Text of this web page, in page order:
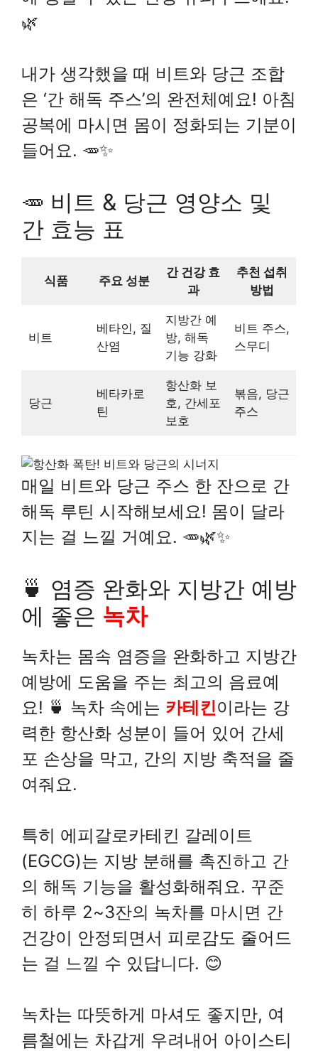
🌿
내가 생각했을 때 비트와 당근 조합
은 ‘간 해독 주스’의 완전체예요! 아침
공복에 마시면 몸이 정화되는 기분이
들어요. 🥕✨
🥕 비트 & 당근 영양소 및
간 효능 표
식품 주요 성분
간 건강 효
과
추천 섭취
방법
비트
베타인, 질
산염
지방간 예
방, 해독
기능 강화
비트 주스,
스무디
당근
베타카로
틴
항산화 보
호, 간세포
보호
볶음, 당근
주스
매일 비트와 당근 주스 한 잔으로 간
해독 루틴 시작해보세요! 몸이 달라
지는 걸 느낄 거예요. 🥕🌿✨
🍵 염증 완화와 지방간 예방
에 좋은 녹차
녹차는 몸속 염증을 완화하고 지방간
예방에 도움을 주는 최고의 음료예
요! 🍵 녹차 속에는 카테킨이라는 강
력한 항산화 성분이 들어 있어 간세
포 손상을 막고, 간의 지방 축적을 줄
여줘요.
특히 에피갈로카테킨 갈레이트
(EGCG)는 지방 분해를 촉진하고 간
의 해독 기능을 활성화해줘요. 꾸준
히 하루 2~3잔의 녹차를 마시면 간
건강이 안정되면서 피로감도 줄어드
는 걸 느낄 수 있답니다. 😊
녹차는 따뜻하게 마셔도 좋지만, 여
름철에는 차갑게 우려내어 아이스티